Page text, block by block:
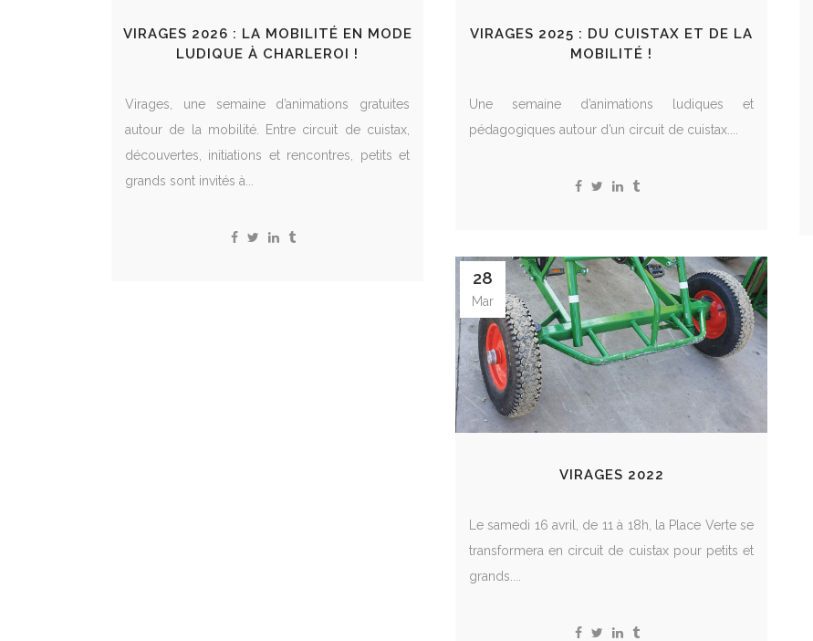
VIRAGES 2026 : LA MOBILITÉ EN MODE
LUDIQUE À CHARLEROI !
Virages, une semaine d’animations gratuites
autour de la mobilité. Entre circuit de cuistax,
découvertes, initiations et rencontres, petits et
grands sont invités à...
VIRAGES 2025 : DU CUISTAX ET DE LA
MOBILITÉ !
Une semaine d’animations ludiques et
pédagogiques autour d’un circuit de cuistax....
28
Mar
VIRAGES 2022
Le samedi 16 avril, de 11 à 18h, la Place Verte se
transformera en circuit de cuistax pour petits et
grands....